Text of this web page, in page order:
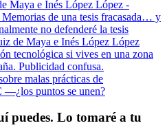
Maya e Inés López López -
de una tesis fracasada… y
no defenderé la tesis
de Maya e Inés López López
tecnológica si vives en una zona
Publicidad confusa.
malas prácticas de
—¿los puntos se unen?
puedes. Lo tomaré a tu